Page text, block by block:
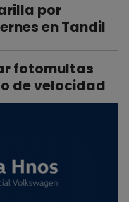
por
en Tandil
fotomultas
de velocidad